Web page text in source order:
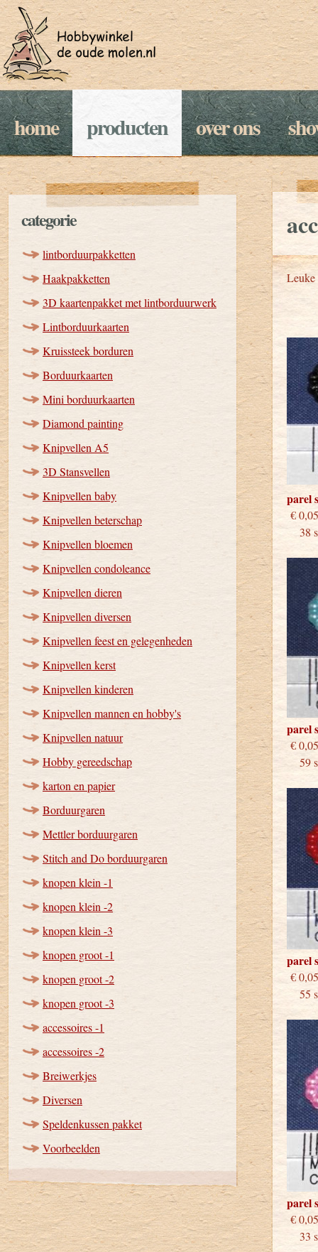
home producten over ons
categorie
lintborduurpakketten
Haakpakketten
3D kaartenpakket met lintborduurwerk
Lintborduurkaarten
Kruissteek borduren
Borduurkaarten
Mini borduurkaarten
Diamond painting
Knipvellen A5
3D Stansvellen
Knipvellen baby
Knipvellen beterschap
Knipvellen bloemen
Knipvellen condoleance
Knipvellen dieren
Knipvellen diversen
Knipvellen feest en gelegenheden
Knipvellen kerst
Knipvellen kinderen
Knipvellen mannen en hobby's
Knipvellen natuur
Hobby gereedschap
karton en papier
Borduurgaren
Mettler borduurgaren
Stitch and Do borduurgaren
knopen klein -1
knopen klein -2
knopen klein -3
knopen groot -1
knopen groot -2
knopen groot -3
accessoires -1
accessoires -2
Breiwerkjes
Diversen
Speldenkussen pakket
Voorbeelden
Leuke
parel
38
parel
59
parel
55
parel
33